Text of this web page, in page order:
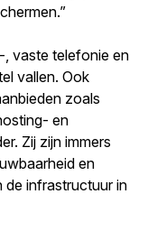
, vaste telefonie en
vallen. Ook
zoals
en
Zij zijn immers
en
de infrastructuur in